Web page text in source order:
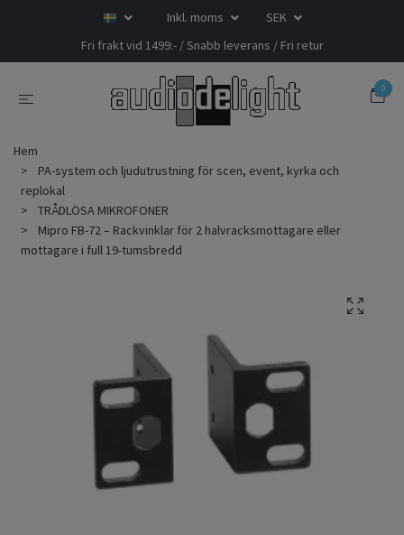
Inkl. moms
SEK
Fri frakt vid 1499:- / Snabb leverans / Fri retur
0
Hem
PA-system och ljudutrustning för scen, event, kyrka och
replokal
TRÅDLÖSA MIKROFONER
Mipro FB-72 – Rackvinklar för 2 halvracksmottagare eller
mottagare i full 19-tumsbredd